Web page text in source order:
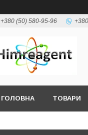
+380 (50) 580-95-96
ГОЛОВНА ТОВАРИ